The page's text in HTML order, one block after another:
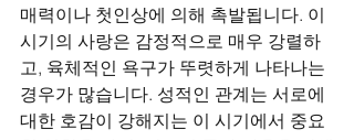
매력이나 첫인상에 의해 촉발됩니다. 이
시기의 사랑은 감정적으로 매우 강렬하
고, 육체적인 욕구가 뚜렷하게 나타나는
경우가 많습니다. 성적인 관계는 서로에
대한 호감이 강해지는 이 시기에서 중요